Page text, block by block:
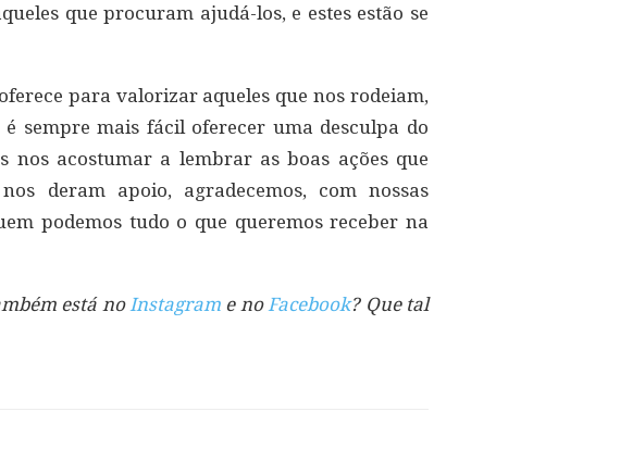
que procuram ajudá-los, e estes estão se
para valorizar aqueles que nos rodeiam,
sempre mais fácil oferecer uma desculpa do
nos acostumar a lembrar as boas ações que
deram apoio, agradecemos, com nossas
podemos tudo o que queremos receber na
está noInstagram e noFacebook? Que tal